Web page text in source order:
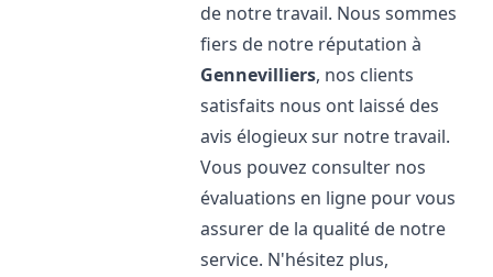
de notre travail. Nous sommes
fiers de notre réputation à
Gennevilliers, nos clients
satisfaits nous ont laissé des
avis élogieux sur notre travail.
Vous pouvez consulter nos
évaluations en ligne pour vous
assurer de la qualité de notre
service. N'hésitez plus,